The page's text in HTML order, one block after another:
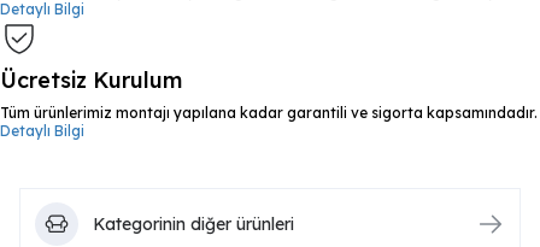
Detaylı Bilgi
Ücretsiz Kurulum
Tüm ürünlerimiz montajı yapılana kadar garantili ve sigorta kapsamındadır.
Detaylı Bilgi
Kategorinin diğer ürünleri